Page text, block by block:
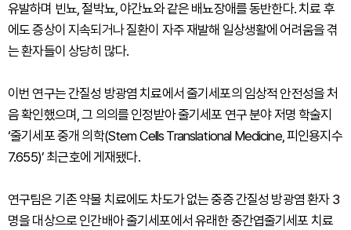
유발하며 빈뇨, 절박뇨, 야간뇨와 같은 배뇨장애를 동반한다. 치료 후
에도 증상이 지속되거나 질환이 자주 재발해 일상생활에 어려움을 겪
는 환자들이 상당히 많다.
이번 연구는 간질성 방광염 치료에서 줄기세포의 임상적 안전성을 처
음 확인했으며, 그 의의를 인정받아 줄기세포 연구 분야 저명 학술지
‘줄기세포 중개 의학(Stem Cells Translational Medicine, 피인용지수
7.655)’ 최근호에 게재됐다.
연구팀은 기존 약물 치료에도 차도가 없는 중증 간질성 방광염 환자 3
명을 대상으로 인간배아 줄기세포에서 유래한 중간엽줄기세포 치료